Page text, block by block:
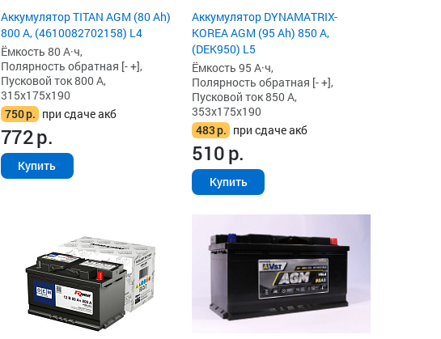
Аккумулятор TITAN AGM (80 Ah)
800 А, (4610082702158) L4
Ёмкость 80 А·ч,
Полярность обратная [- +],
Пусковой ток 800 А,
315x175x190
750р. при сдаче акб
772р.
Купить
Аккумулятор DYNAMATRIX-
KOREA AGM (95 Ah) 850 А,
(DEK950) L5
Ёмкость 95 А·ч,
Полярность обратная [- +],
Пусковой ток 850 А,
353x175x190
483р. при сдаче акб
510р.
Купить